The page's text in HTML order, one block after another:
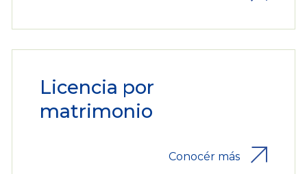
Licencia por
matrimonio
Conocér más